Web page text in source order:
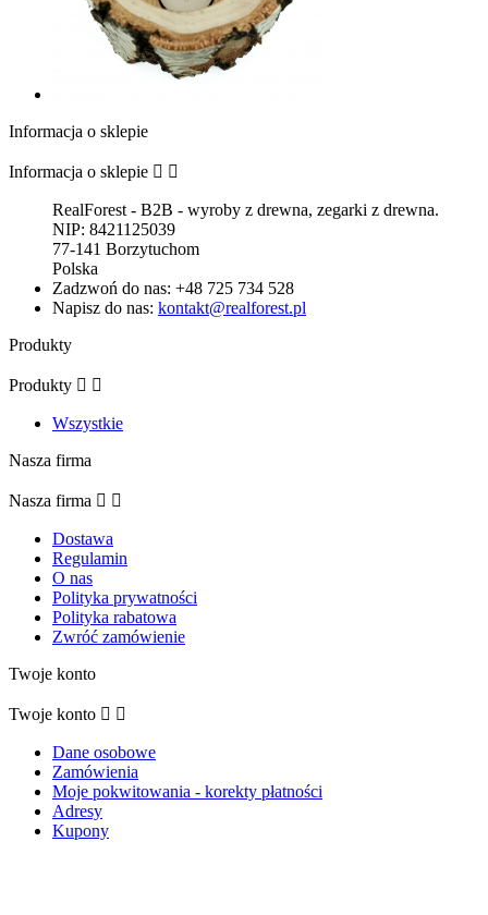
Informacja o sklepie
Informacja o sklepie  
RealForest - B2B - wyroby z drewna, zegarki z drewna.
NIP: 8421125039
77-141 Borzytuchom
Polska
Zadzwoń do nas: +48 725 734 528
Napisz do nas: kontakt@realforest.pl
Produkty
Produkty  
Wszystkie
Nasza firma
Nasza firma  
Dostawa
Regulamin
O nas
Polityka prywatności
Polityka rabatowa
Zwróć zamówienie
Twoje konto
Twoje konto  
Dane osobowe
Zamówienia
Moje pokwitowania - korekty płatności
Adresy
Kupony